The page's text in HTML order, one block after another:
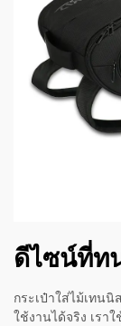
ดีไซน์ที่ท
กระเป๋าใส่ไม้เทน
ใช้งานได้จริง เร